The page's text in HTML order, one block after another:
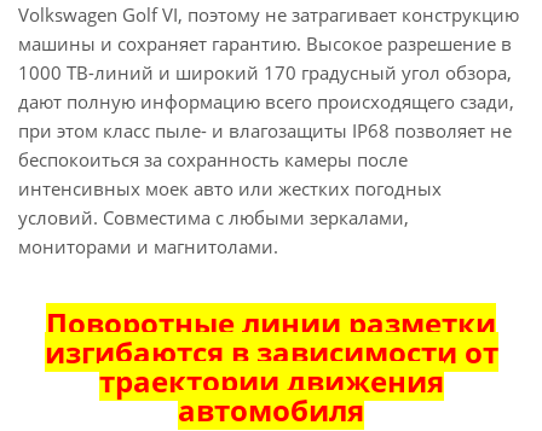
Volkswagen Golf VI, поэтому не затрагивает конструкцию
машины и сохраняет гарантию. Высокое разрешение в
1000 ТВ-линий и широкий 170 градусный угол обзора,
дают полную информацию всего происходящего сзади,
при этом класс пыле- и влагозащиты IP68 позволяет не
беспокоиться за сохранность камеры после
интенсивных моек авто или жестких погодных
условий. Совместима с любыми зеркалами,
мониторами и магнитолами.
Поворотные линии разметки
изгибаются в зависимости от
траектории движения
автомобиля